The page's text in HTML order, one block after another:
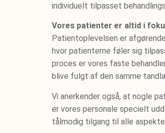
individuelt tilpasset
Vores patienter er altid i
Patientoplevelsen er
hvor patienterne føler sig
proces er vores faste
blive fulgt af den samme
Vi anerkender også, at nogle
er vores personale specielt
tålmodig tilgang til alle